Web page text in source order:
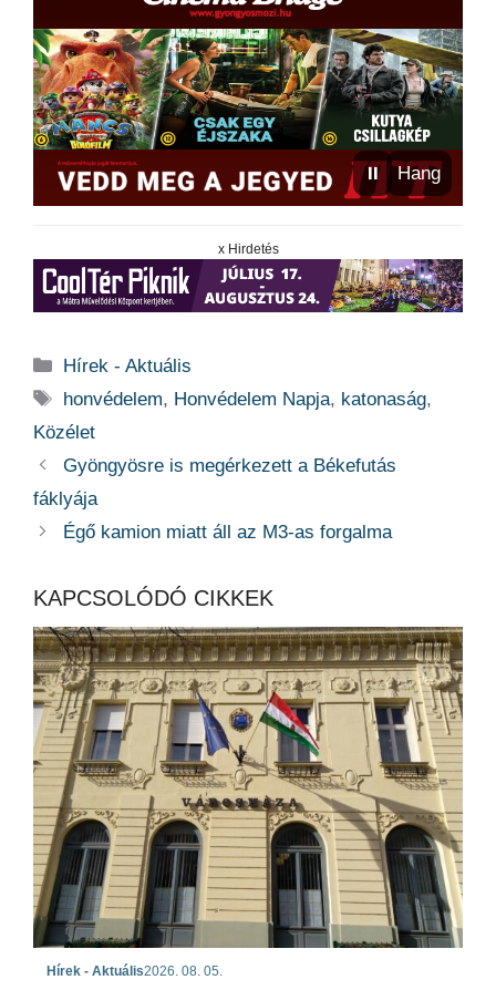
⏸ Hang
x Hirdetés
Kategória
Hírek - Aktuális
Címkék
honvédelem, Honvédelem Napja, katonaság,
Közélet
Gyöngyösre is megérkezett a Békefutás
fáklyája
Égő kamion miatt áll az M3-as forgalma
KAPCSOLÓDÓ CIKKEK
Hírek - Aktuális2026. 08. 05.